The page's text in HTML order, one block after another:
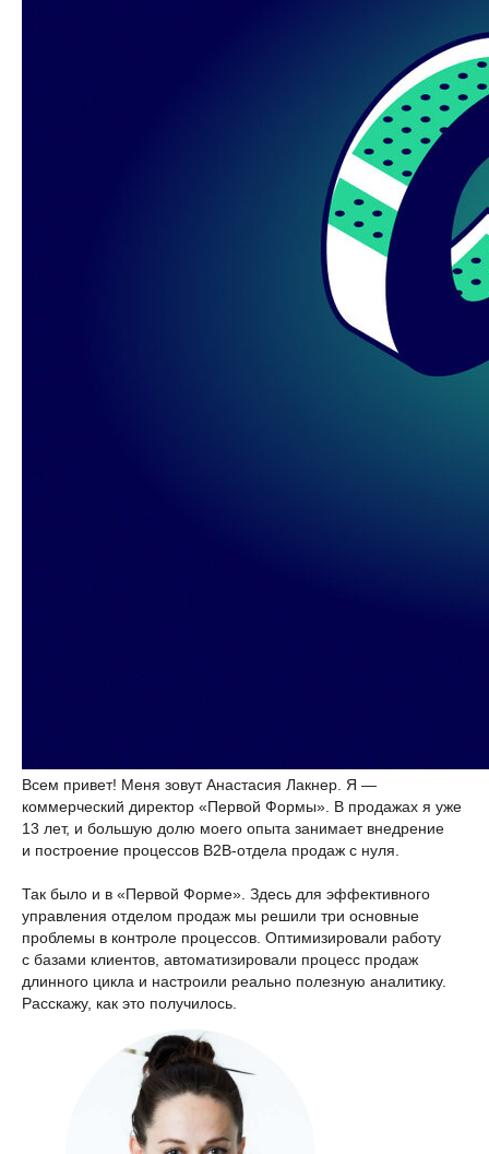
Всем привет! Меня зовут Анастасия Лакнер. Я —
коммерческий директор «Первой Формы». В продажах я уже
13 лет, и большую долю моего опыта занимает внедрение
и построение процессов B2B-отдела продаж с нуля.
Так было и в «Первой Форме». Здесь для эффективного
управления отделом продаж мы решили три основные
проблемы в контроле процессов. Оптимизировали работу
с базами клиентов, автоматизировали процесс продаж
длинного цикла и настроили реально полезную аналитику.
Расскажу, как это получилось.